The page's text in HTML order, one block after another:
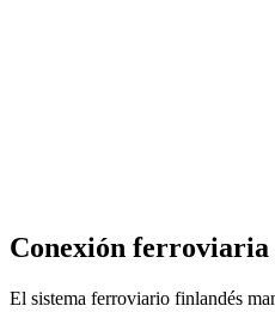
Conexión
El sistema ferroviario finlandés